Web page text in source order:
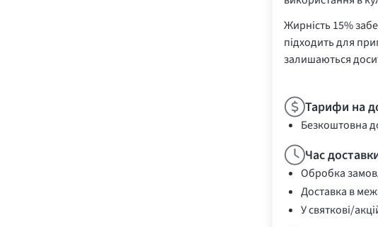
Жирність 15%
підходить для
залишаються
Тарифи на
Безкоштовна
Час
Обробка
Доставка в
У святкові/